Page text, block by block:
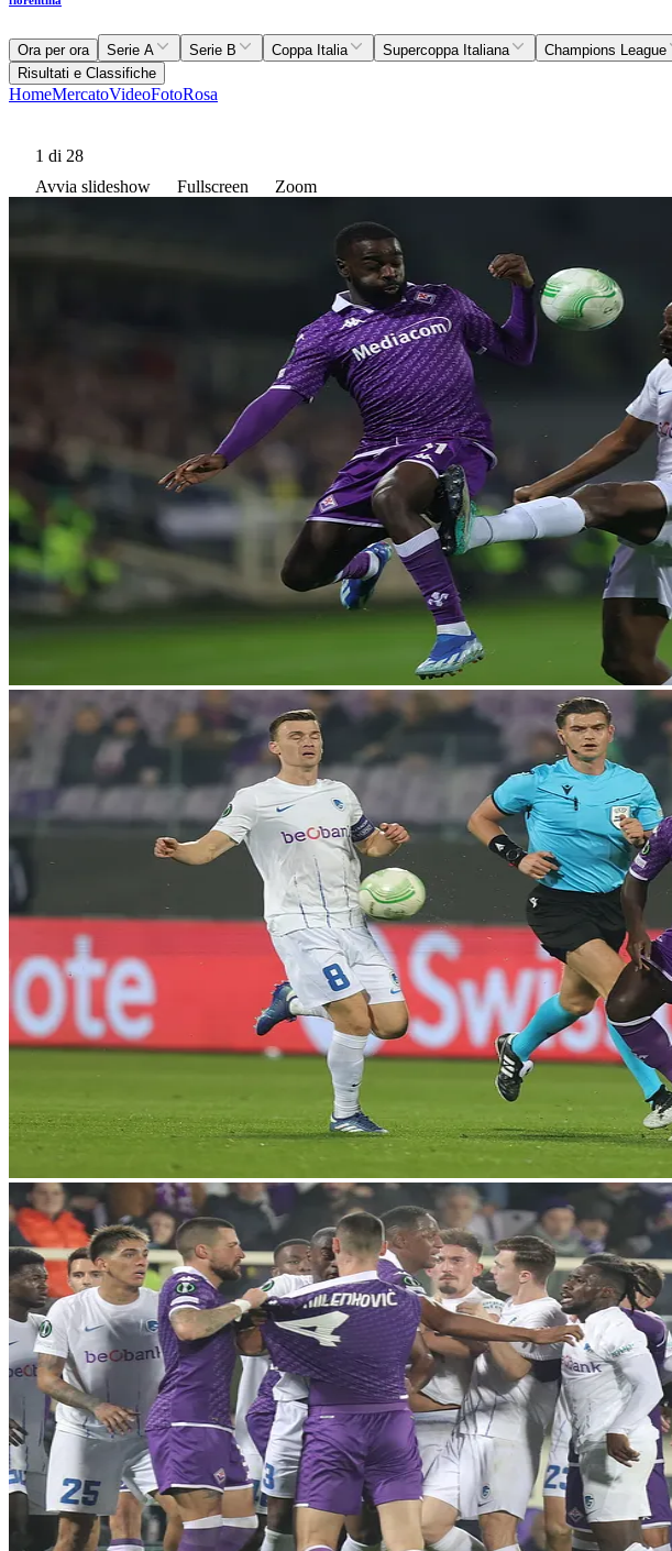
Ora per ora Serie A Serie B Coppa Italia Supercoppa Italiana Champions League
Risultati e Classifiche
HomeMercatoVideoFotoRosa
1 di 28
Avvia slideshow
Fullscreen Zoom